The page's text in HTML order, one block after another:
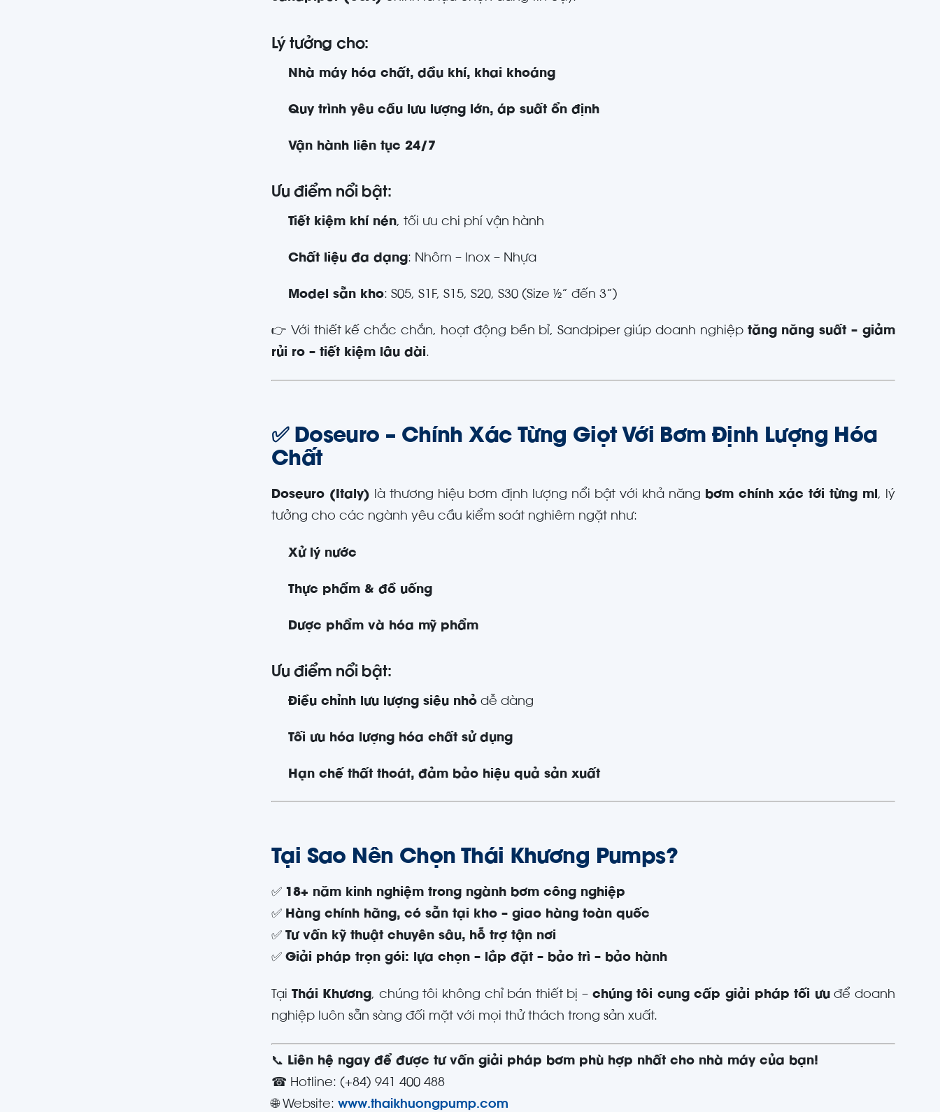
Lý tưởng cho:
Nhà máy hóa chất, dầu khí, khai khoáng
Quy trình yêu cầu lưu lượng lớn, áp suất ổn định
Vận hành liên tục 24/7
Ưu điểm nổi bật:
Tiết kiệm khí nén, tối ưu chi phí vận hành
Chất liệu đa dạng: Nhôm – Inox – Nhựa
Model sẵn kho: S05, S1F, S15, S20, S30 (Size ½” đến 3”)
👉 Với thiết kế chắc chắn, hoạt động bền bỉ, Sandpiper giúp doanh nghiệp tăng năng suất – giảm
rủi ro – tiết kiệm lâu dài.
✅ Doseuro – Chính Xác Từng Giọt Với Bơm Định Lượng Hóa
Chất
Doseuro (Italy) là thương hiệu bơm định lượng nổi bật với khả năng bơm chính xác tới từng ml, lý
tưởng cho các ngành yêu cầu kiểm soát nghiêm ngặt như:
Xử lý nước
Thực phẩm & đồ uống
Dược phẩm và hóa mỹ phẩm
Ưu điểm nổi bật:
Điều chỉnh lưu lượng siêu nhỏ dễ dàng
Tối ưu hóa lượng hóa chất sử dụng
Hạn chế thất thoát, đảm bảo hiệu quả sản xuất
Tại Sao Nên Chọn Thái Khương Pumps?
✅ 18+ năm kinh nghiệm trong ngành bơm công nghiệp
✅ Hàng chính hãng, có sẵn tại kho – giao hàng toàn quốc
✅ Tư vấn kỹ thuật chuyên sâu, hỗ trợ tận nơi
✅ Giải pháp trọn gói: lựa chọn – lắp đặt – bảo trì – bảo hành
Tại Thái Khương, chúng tôi không chỉ bán thiết bị – chúng tôi cung cấp giải pháp tối ưuđể doanh
nghiệp luôn sẵn sàng đối mặt với mọi thử thách trong sản xuất.
📞 Liên hệ ngay để được tư vấn giải pháp bơm phù hợp nhất cho nhà máy của bạn!
☎ Hotline: (+84) 941 400 488
🌐 Website: www.thaikhuongpump.com